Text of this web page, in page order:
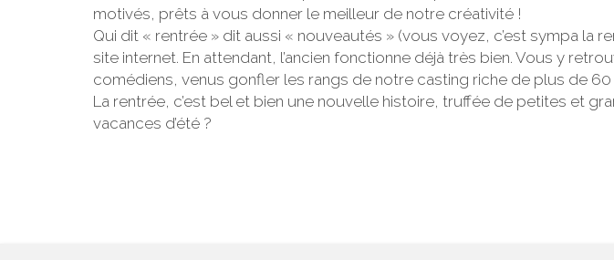
motivés, prêts à vous donner le meilleur de notre créativité !
Qui dit « rentrée » dit aussi « nouveautés » (vous voyez, c’est sympa
site internet. En attendant, l’ancien fonctionne déjà très bien. Vous y
comédiens, venus gonfler les rangs de notre casting riche de plus de 60
La rentrée, c’est bel et bien une nouvelle histoire, truffée de petites et
vacances d’été ?